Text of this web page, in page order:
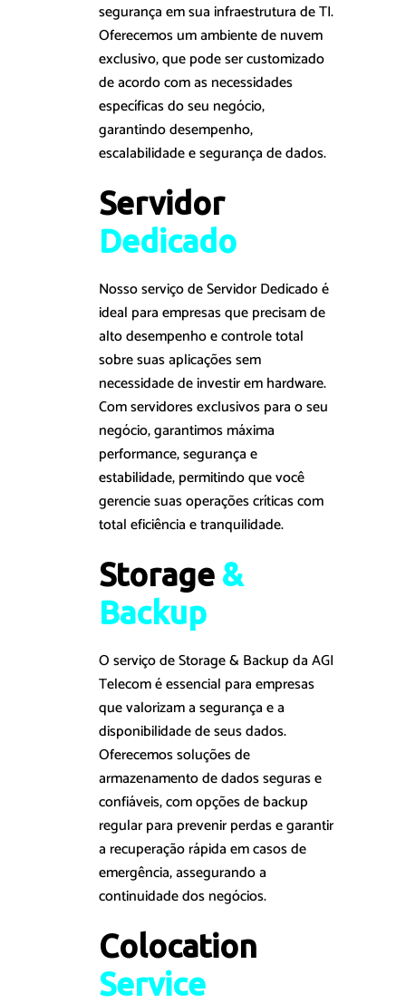
segurança em sua infraestrutura de TI.
Oferecemos um ambiente de nuvem
exclusivo, que pode ser customizado
de acordo com as necessidades
específicas do seu negócio,
garantindo desempenho,
escalabilidade e segurança de dados.
Servidor
Dedicado
Nosso serviço de Servidor Dedicado é
ideal para empresas que precisam de
alto desempenho e controle total
sobre suas aplicações sem
necessidade de investir em hardware.
Com servidores exclusivos para o seu
negócio, garantimos máxima
performance, segurança e
estabilidade, permitindo que você
gerencie suas operações críticas com
total eficiência e tranquilidade.
Storage &
Backup
O serviço de Storage & Backup da AGI
Telecom é essencial para empresas
que valorizam a segurança e a
disponibilidade de seus dados.
Oferecemos soluções de
armazenamento de dados seguras e
confiáveis, com opções de backup
regular para prevenir perdas e garantir
a recuperação rápida em casos de
emergência, assegurando a
continuidade dos negócios.
Colocation
Service